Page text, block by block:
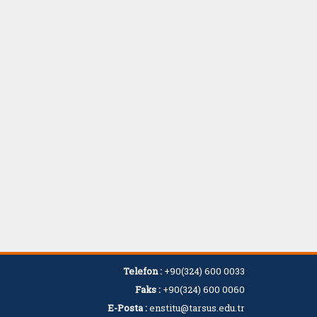
Telefon : +90(324) 600 0033
Faks : +90(324) 600 0060
E-Posta :enstitu@tarsus.edu.tr